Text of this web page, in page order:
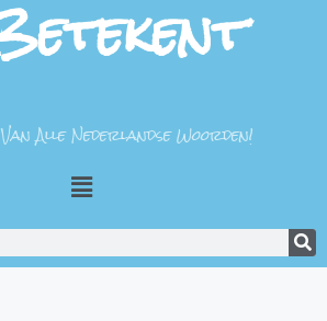
Alle Nederlandse Woorden!